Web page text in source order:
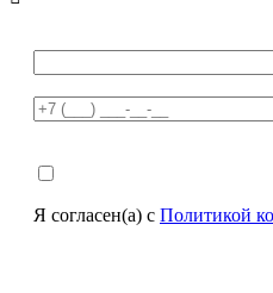
Я согласен(а) с Политикой